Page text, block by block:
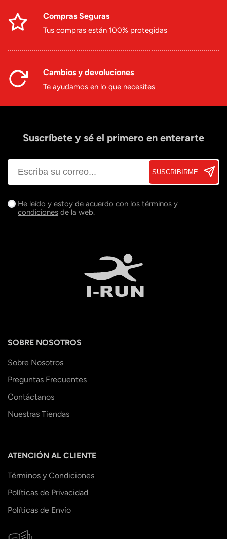
Compras Seguras
Tus compras están 100% protegidas
Cambios y devoluciones
Te ayudamos en lo que necesites
Suscríbete y sé el primero en enterarte
SUSCRIBIRME
He leído y estoy de acuerdo con los términos y
condiciones de la web.
SOBRE NOSOTROS
Sobre Nosotros
Preguntas Frecuentes
Contáctanos
Nuestras Tiendas
ATENCIÓN AL CLIENTE
Términos y Condiciones
Políticas de Privacidad
Políticas de Envío